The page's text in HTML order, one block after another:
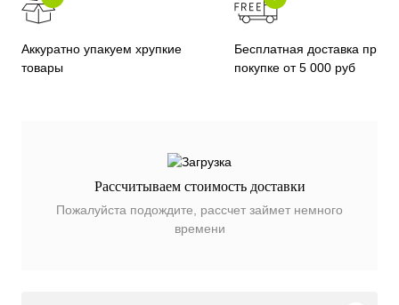
Аккуратно упакуем хрупкие
товары
Бесплатная доставка при
покупке от 5 000 руб
Рассчитываем стоимость доставки
Пожалуйста подождите, рассчет займет немного
времени